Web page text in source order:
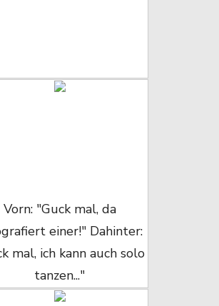
Vorn: "Guck mal, da
einer!" Dahinter:
mal, ich kann auch solo
tanzen..."